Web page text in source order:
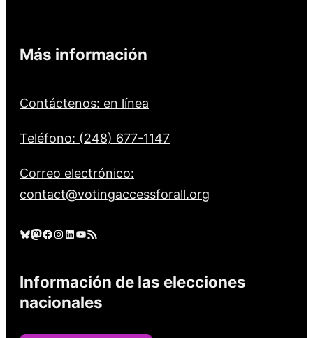
Más información
Contáctenos: en línea
Teléfono: (248) 677-1147
Correo electrónico:
contact@votingaccessforall.org
Cielo azul Mastodonte Facebook Instagram LinkedIn YouTube Feed RSS
Información de las elecciones
nacionales